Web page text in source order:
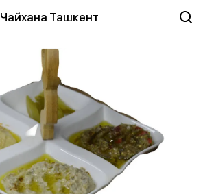
Чайхана Ташкент